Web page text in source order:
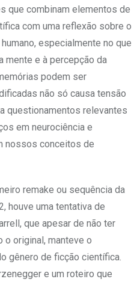
que combinam elementos de
com uma reflexão sobre o
especialmente no que
mente e à percepção da
podem ser
não só causa tensão
questionamentos relevantes
em neurociência e
nossos conceitos de
remake ou sequência da
houve uma tentativa de
que apesar de não ter
o original, manteve o
gênero de ficção científica.
e um roteiro que